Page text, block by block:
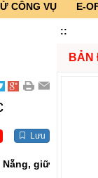
CÔNG VỤ E-
::
Lưu
Nẵng, giữ
BẢN